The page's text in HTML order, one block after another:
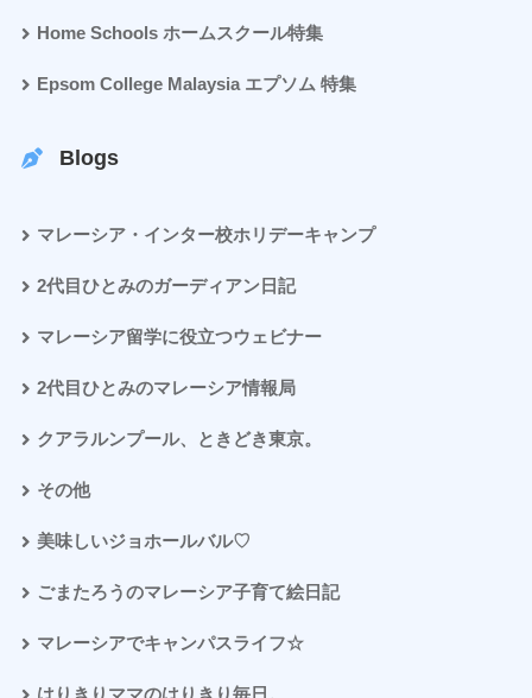
Home Schools ホームスクール特集
Epsom College Malaysia エプソム 特集
Blogs
マレーシア・インター校ホリデーキャンプ
2代目ひとみのガーディアン日記
マレーシア留学に役立つウェビナー
2代目ひとみのマレーシア情報局
クアラルンプール、ときどき東京。
その他
美味しいジョホールバル♡
ごまたろうのマレーシア子育て絵日記
マレーシアでキャンパスライフ☆
はりきりママのはりきり毎日。